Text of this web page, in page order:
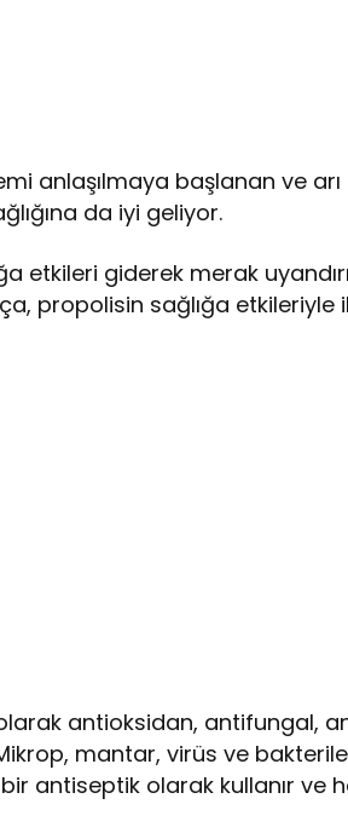
anlaşılmaya başlanan ve
da iyi geliyor.
etkileri giderek merak
propolisin sağlığa
antioksidan, antifungal,
mantar, virüs ve
antiseptik olarak kullanır ve